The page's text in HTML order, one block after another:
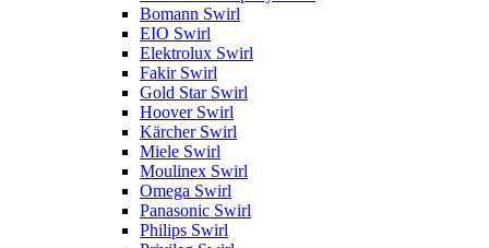
Bomann Swirl
EIO Swirl
Elektrolux Swirl
Fakir Swirl
Gold Star Swirl
Hoover Swirl
Kärcher Swirl
Miele Swirl
Moulinex Swirl
Omega Swirl
Panasonic Swirl
Philips Swirl